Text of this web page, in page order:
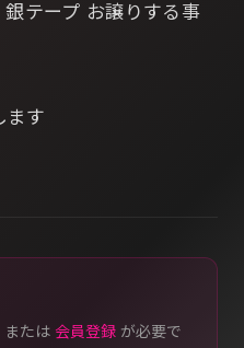
テープ お譲りする事
ます
または 会員登録 が必要で